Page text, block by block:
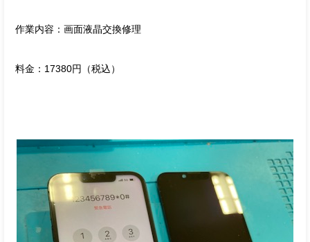
作業内容：画面液晶交換修理
料金：17380円（税込）